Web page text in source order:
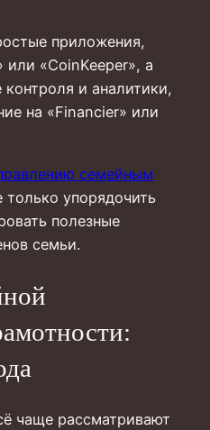
приложения,
или «CoinKeeper», а
и аналитики,
на «Financier» или
семейным
упорядочить
полезные
семьи.
чаще рассматривают